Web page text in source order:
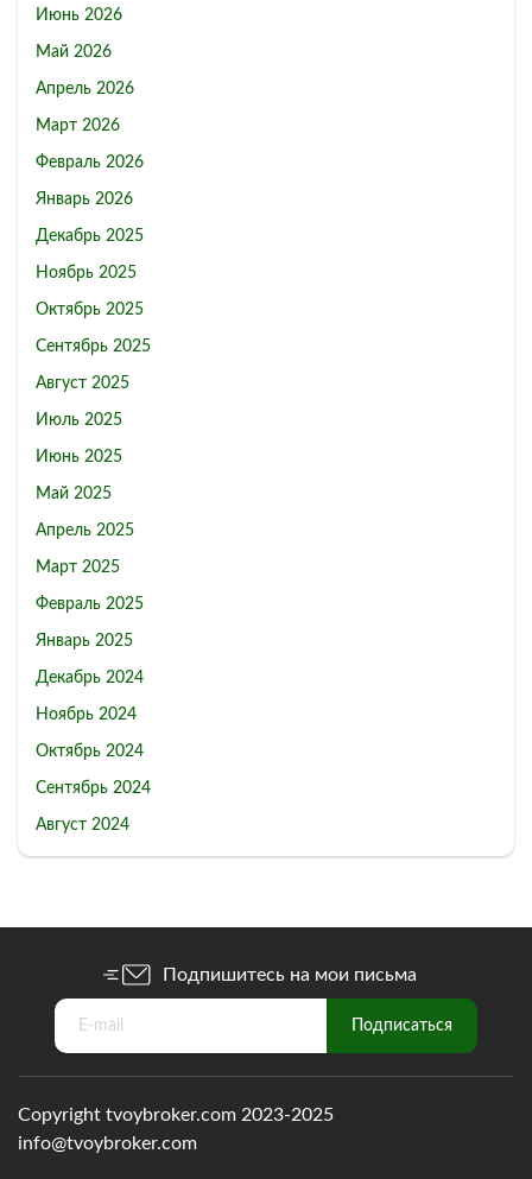
Июнь 2026
Май 2026
Апрель 2026
Март 2026
Февраль 2026
Январь 2026
Декабрь 2025
Ноябрь 2025
Октябрь 2025
Сентябрь 2025
Август 2025
Июль 2025
Июнь 2025
Май 2025
Апрель 2025
Март 2025
Февраль 2025
Январь 2025
Декабрь 2024
Ноябрь 2024
Октябрь 2024
Сентябрь 2024
Август 2024
Подпишитесь на мои письма
Copyright tvoybroker.com 2023-2025
info@tvoybroker.com